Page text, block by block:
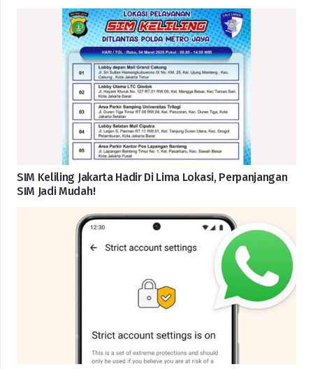
SIM Keliling Jakarta Hadir Di Lima Lokasi, Perpanjangan
SIM Jadi Mudah!